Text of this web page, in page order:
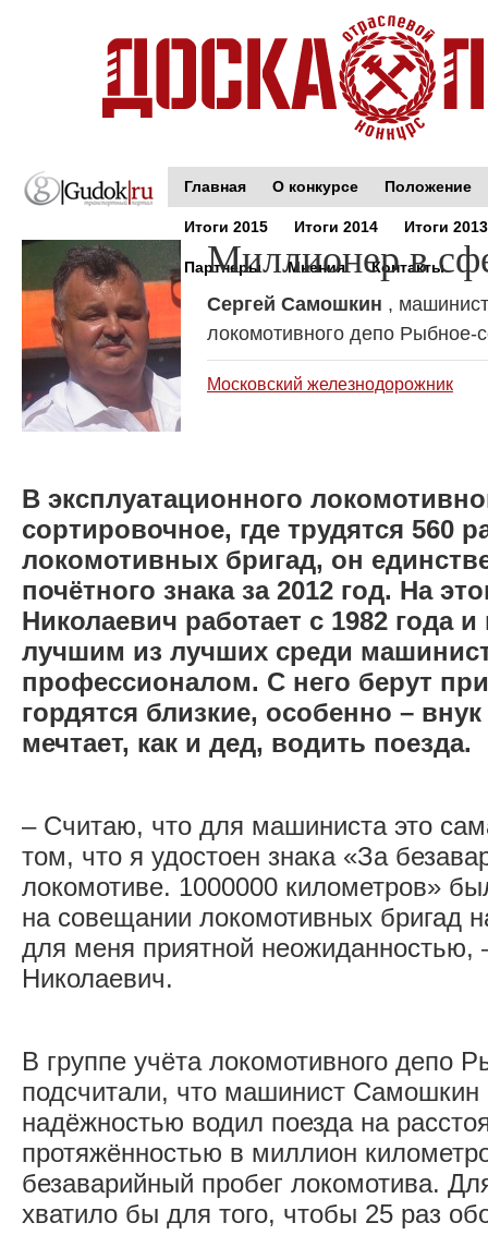
Главная О конкурсе Положение
Итоги 2015 Итоги 2014 Итоги 2013
Партнеры Мнения Контакты
Миллионер в
Сергей Самошкин ,
локомотивного депо Рыбное-
Московский железнодорожник
В эксплуатационного
сортировочное, где трудятся 560
локомотивных бригад, он
почётного знака за 2012 год. На
Николаевич работает с 1982 года
лучшим из лучших среди
профессионалом. С него берут
гордятся близкие, особенно –
мечтает, как и дед, водить поезда.
– Считаю, что для машиниста это
том, что я удостоен знака «За
локомотиве. 1000000 километров»
на совещании локомотивных бригад
для меня приятной неожиданностью,
Николаевич.
В группе учёта локомотивного депо
подсчитали, что машинист Самошкин
надёжностью водил поезда на
протяжённостью в миллион
безаварийный пробег локомотива.
хватило бы для того, чтобы 25 раз